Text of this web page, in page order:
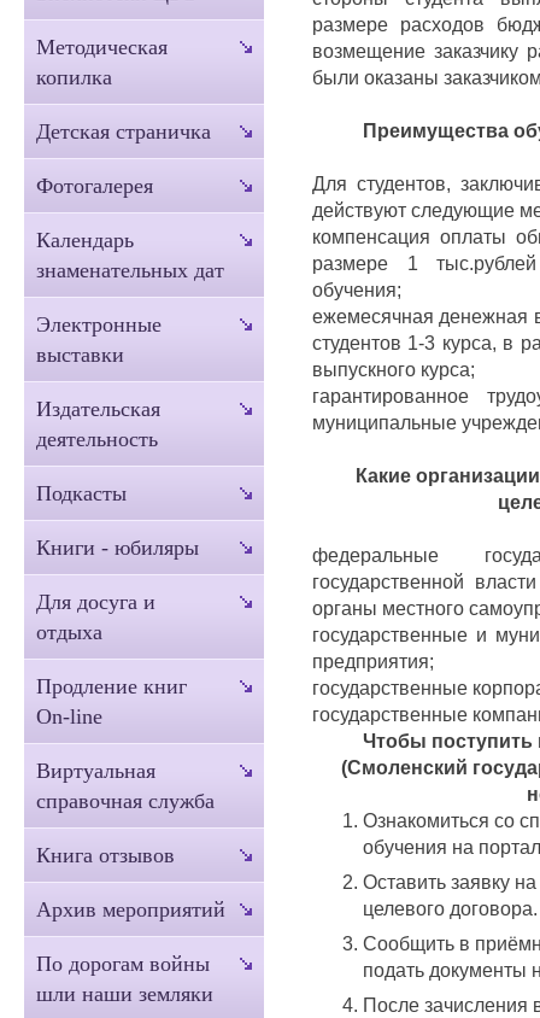
размере расходов
возмещение заказчику
были оказаны
Преимущества
Для студентов,
действуют следующие
компенсация оплаты
размере 1
обучения;
ежемесячная денежная
студентов 1-3 курса, в
выпускного курса;
гарантированное
муниципальные
Какие
федеральные
государственной
органы местного
государственные и
предприятия;
государственные
государственные
Чтобы поступить
(Смоленский
Ознакомиться со
обучения на
Оставить заявку
целевого договора.
Сообщить в
подать документы
После зачисления
Методическая
копилка
Детская страничка
Фотогалерея
Календарь
знаменательных дат
Электронные
выставки
Издательская
деятельность
Подкасты
Книги - юбиляры
Для досуга и
отдыха
Продление книг
On-line
Виртуальная
справочная служба
Книга отзывов
Архив мероприятий
По дорогам войны
шли наши земляки